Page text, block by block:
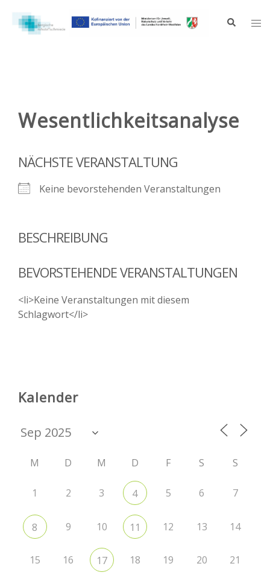
Inhalt
springen
Suche
Wesentlichkeitsanalyse
NÄCHSTE VERANSTALTUNG
Keine bevorstehenden Veranstaltungen
BESCHREIBUNG
BEVORSTEHENDE VERANSTALTUNGEN
<li>Keine Veranstaltungen mit diesem
Schlagwort</li>
Kalender
M D M D F S S
1 2 3 4 5 6 7
8 9 10 11 12 13 14
15 16 17 18 19 20 21